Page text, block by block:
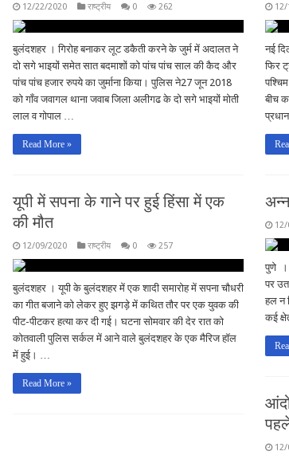
12/22/2020 राष्ट्रीय 0 262
बुलंदशहर । गिरोह बनाकर लूट डकैती करने के जुर्म में अदालत ने
दो सगे भाइयों समेत सात बदमाशों को पांच पांच साल की कैद और
पांच पांच हजार रुपये का जुर्माना किया। पुलिस ने27 जून 2018
को गाँव जवागल थाना जवाब जिला अलीगढ के दो सगे भाइयों मोती
लाल व गोपाल …
Read More »
नई
फिर
बीच
यूपी में सपना के गाने पर हुई हिंसा में एक
की मौत
12/09/2020 राष्ट्रीय 0 257
बुलंदशहर । यूपी के बुलंदशहर में एक शादी समारोह में सपना चौधरी
का गीत बजाने को लेकर हुए झगड़े में कथित तौर पर एक युवक की
पीट-पीटकर हत्या कर दी गई। घटना सोमवार की देर रात को
कोतवाली पुलिस सर्कल में आने वाले बुलंदशहर के एक मैरिज हॉल
में हुई। …
Read More »
पुणे ।
पर
हल न
कई